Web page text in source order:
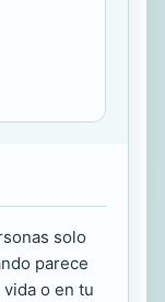
solo
parece
o en tu